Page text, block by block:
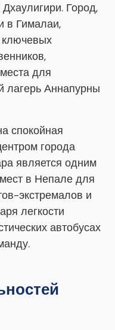
Город,
в Гималаи,
ключевых
для
лагерь Аннапурны
спокойная
города
является одним
в Непале для
экстремалов и
легкости
автобусах